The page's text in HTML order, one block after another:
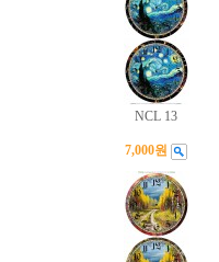
NCL 13
7,000원